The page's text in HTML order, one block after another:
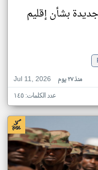
بشأن إقليم
Jul 11, 2026
منذ ٢٧ يوم
عدد الكلمات: ١٤٥